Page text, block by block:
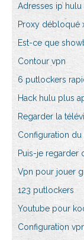
Adresses ip hulu
Proxy débloqué
Est-ce que
Contour vpn
6 putlockers
Hack hulu plus
Regarder la
Configuration
Puis-je regarder
Vpn pour jouer
123 putlockers
Youtube pour
Configuration